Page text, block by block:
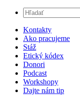
Kontakty
Ako pracujeme
Stáž
Etický kódex
Donori
Podcast
Workshopy
Dajte nám tip